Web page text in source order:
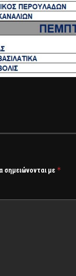
σημειώνονται με *